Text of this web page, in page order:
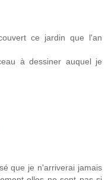
ce jardin que l'an
à dessiner auquel je
que je n'arriverai jamais